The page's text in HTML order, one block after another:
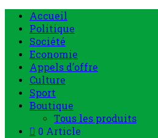
Accueil
Politique
Société
Economie
Appels d’offre
Culture
Sport
Boutique
Tous les produits
0 Article